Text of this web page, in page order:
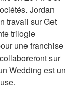
Jordan
travail sur Get
trilogie
une franchise
sur
Wedding est un